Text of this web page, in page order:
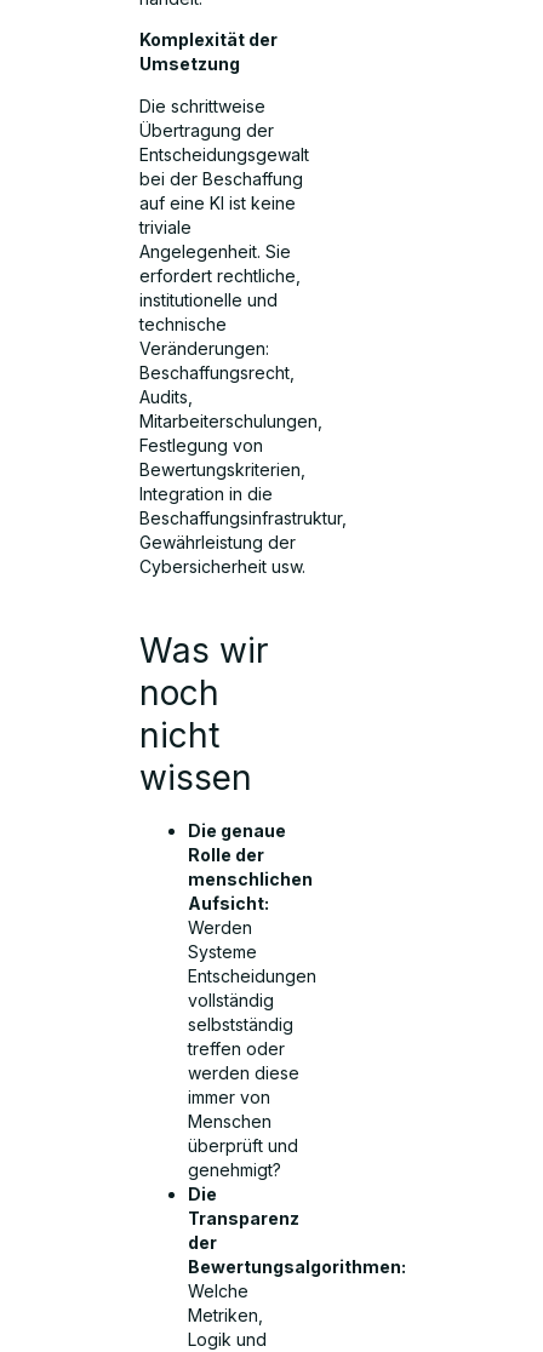
Komplexität der
Umsetzung
Die schrittweise
Übertragung der
Entscheidungsgewalt
bei der Beschaffung
auf eine KI ist keine
triviale
Angelegenheit. Sie
erfordert rechtliche,
institutionelle und
technische
Veränderungen:
Beschaffungsrecht,
Audits,
Mitarbeiterschulungen,
Festlegung von
Bewertungskriterien,
Integration in die
Beschaffungsinfrastruktur,
Gewährleistung der
Cybersicherheit usw.
Was wir
noch
nicht
wissen
Die genaue
Rolle der
menschlichen
Aufsicht:
Werden
Systeme
Entscheidungen
vollständig
selbstständig
treffen oder
werden diese
immer von
Menschen
überprüft und
genehmigt?
Die
Transparenz
der
Bewertungsalgorithmen:
Welche
Metriken,
Logik und